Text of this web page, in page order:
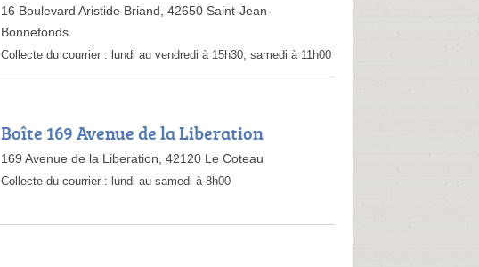
16 Boulevard Aristide Briand, 42650 Saint-Jean-
Bonnefonds
Collecte du courrier : lundi au vendredi à 15h30, samedi à 11h00
Boîte 169 Avenue de la Liberation
169 Avenue de la Liberation, 42120 Le Coteau
Collecte du courrier : lundi au samedi à 8h00